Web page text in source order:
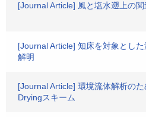
[Journal Article] 風と塩水遡上の
[Journal Article] 知床を対象とし
解明
[Journal Article] 環境流体解析の
Dryingスキーム